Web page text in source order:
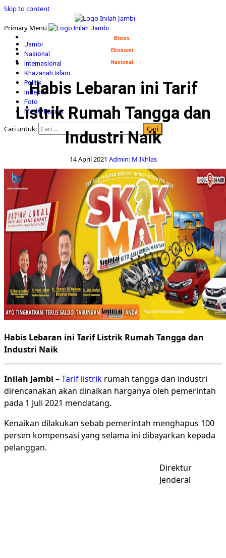
Skip to content
Primary Menu
Jambi
Nasional
Internasional
Khazanah Islam
Politik
Indepth
Foto
Media Partner
Cari untuk:
Bisnis
Ekonomi
Nasional
Habis Lebaran ini Tarif
Listrik Rumah Tangga dan
Industri Naik
14 April 2021 Admin: M Ikhlas
Habis Lebaran ini Tarif Listrik Rumah Tangga dan
Industri Naik
Inilah Jambi –Tarif listrik rumah tangga dan industri
direncanakan akan dinaikan harganya oleh pemerintah
pada 1 Juli 2021 mendatang.
Kenaikan dilakukan sebab pemerintah menghapus 100
persen kompensasi yang selama ini dibayarkan kepada
pelanggan.
Direktur
Jenderal